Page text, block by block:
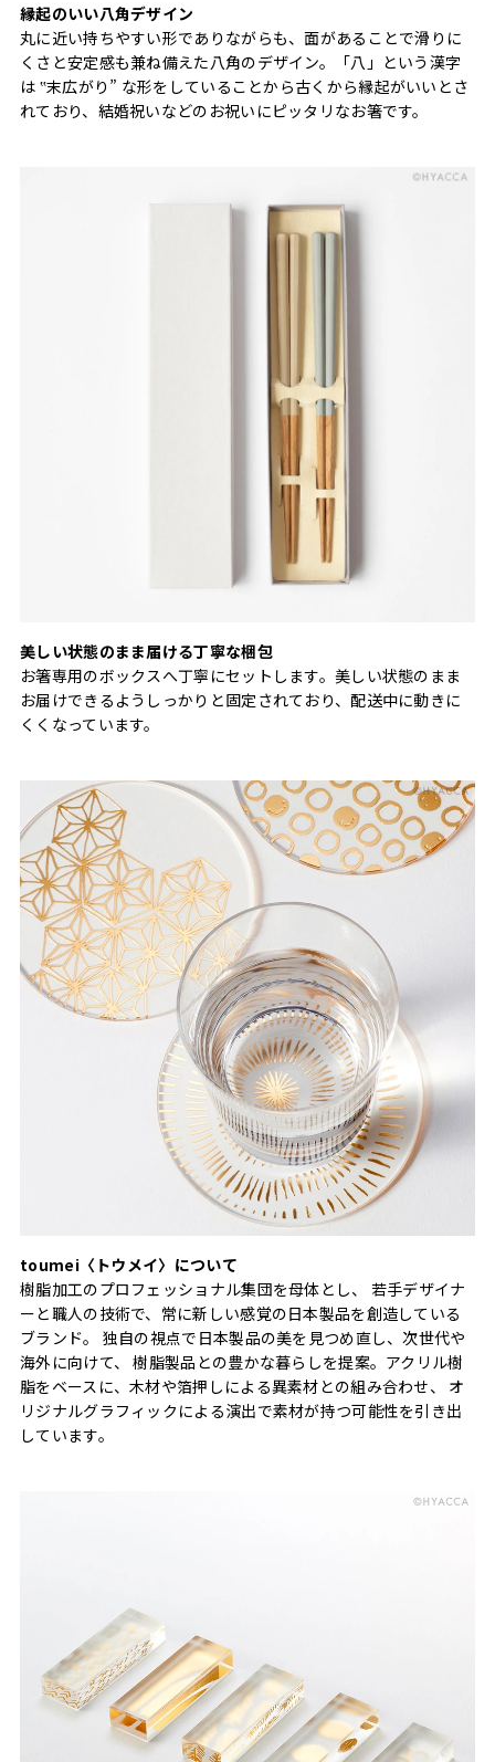
縁起のいい八角デザイン
丸に近い持ちやすい形でありながらも、面があることで滑りに
くさと安定感も兼ね備えた八角のデザイン。「八」という漢字
は ‟末広がり” な形をしていることから古くから縁起がいいとさ
れており、結婚祝いなどのお祝いにピッタリなお箸です。
美しい状態のまま届ける丁寧な梱包
お箸専用のボックスへ丁寧にセットします。美しい状態のまま
お届けできるようしっかりと固定されており、配送中に動きに
くくなっています。
toumei〈トウメイ〉について
樹脂加工のプロフェッショナル集団を母体とし、 若手デザイナ
ーと職人の技術で、常に新しい感覚の日本製品を創造している
ブランド。 独自の視点で日本製品の美を見つめ直し、次世代や
海外に向けて、 樹脂製品との豊かな暮らしを提案。アクリル樹
脂をベースに、木材や箔押しによる異素材との組み合わせ、 オ
リジナルグラフィックによる演出で素材が持つ可能性を引き出
しています。